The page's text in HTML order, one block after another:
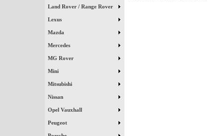
Land Rover / Range Rover
Lexus
Mazda
Mercedes
MG Rover
Mini
Mitsubishi
Nissan
Opel Vauxhall
Peugeot